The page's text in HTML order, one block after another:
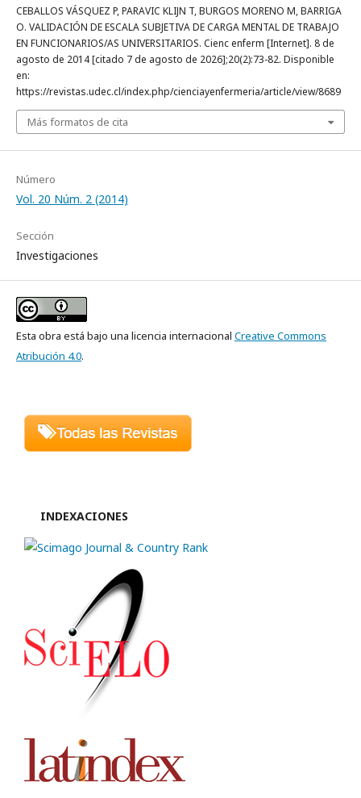
CEBALLOS VÁSQUEZ P, PARAVIC KLIJN T, BURGOS MORENO M, BARRIGA
O. VALIDACIÓN DE ESCALA SUBJETIVA DE CARGA MENTAL DE TRABAJO
EN FUNCIONARIOS/AS UNIVERSITARIOS. Cienc enferm [Internet]. 8 de
agosto de 2014 [citado 7 de agosto de 2026];20(2):73-82. Disponible
en:
https://revistas.udec.cl/index.php/cienciayenfermeria/article/view/8689
Más formatos de cita
Número
Vol. 20 Núm. 2 (2014)
Sección
Investigaciones
Esta obra está bajo una licencia internacional Creative Commons
Atribución 4.0.
INDEXACIONES